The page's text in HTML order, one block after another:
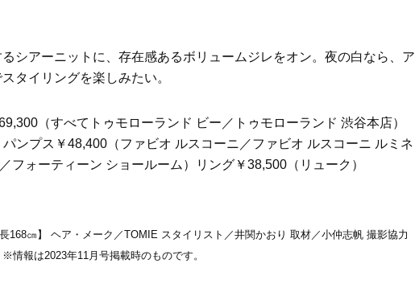
シアーニットに、存在感あるボリュームジレをオン。夜の白なら、ア
タイリングを楽しみたい。
（すべてトゥモローランド ビー／トゥモローランド 渋谷本店）
ンプス￥48,400（ファビオ ルスコーニ／ファビオ ルスコーニ ルミネ
フォーティーン ショールーム）リング￥38,500（リューク）
168㎝】 ヘア・メーク／TOMIE スタイリスト／井関かおり 取材／小仲志帆 撮影協力
情報は2023年11月号掲載時のものです。